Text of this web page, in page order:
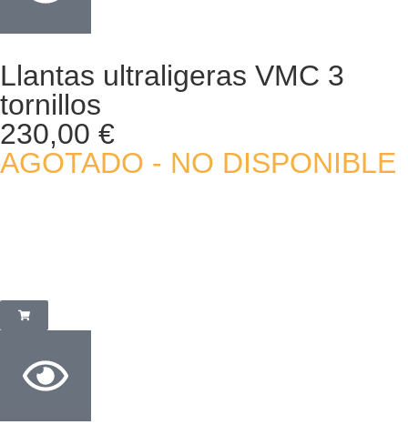
Llantas ultraligeras VMC 3
tornillos
230,00 €
AGOTADO - NO DISPONIBLE